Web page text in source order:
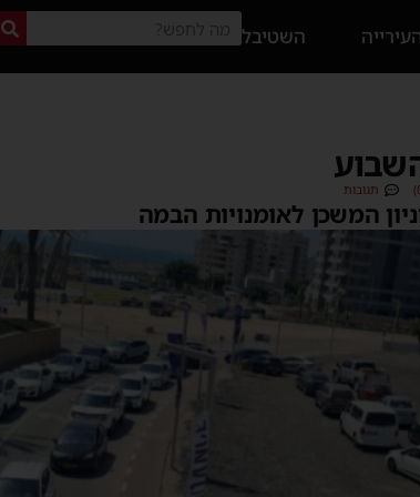
השטיבל
תגובות
המשכן לאומנויות הבמה